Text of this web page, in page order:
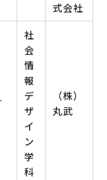
式会社
社
会
情
報
デ
ザ
イ
ン
学
科
（株）
丸武